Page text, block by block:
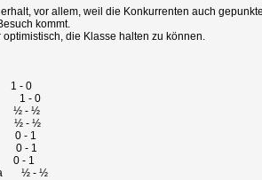
vor allem, weil die Konkurrenten auch
kommt.
die Klasse halten zu können.
- 0
1 - 0
½ - ½
½ - ½
0 - 1
0 - 1
0 - 1
½ - ½